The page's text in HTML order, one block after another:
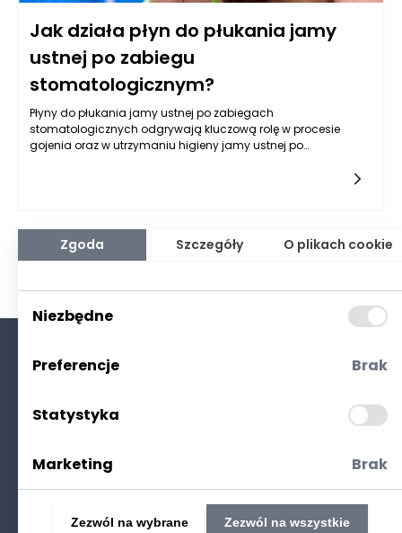
Jak działa płyn do płukania jamy
ustnej po zabiegu
stomatologicznym?
Płyny do płukania jamy ustnej po zabiegach
stomatologicznych odgrywają kluczową rolę w procesie
gojenia oraz w utrzymaniu higieny jamy ustnej po
stomatologicznym, niezależnie od jego charakteru, w jamie
pacjenta. Płyny te są zaprojektowane tak, aby nie tylko
oczyszczać, ale również chronić tkanki oraz wspierać gojenie.
Ich działanie opiera się na różnych składnikach aktywnych,
Polityka prywatności
Zgoda Szczegóły O plikach cookie
Niezbędne
Preferencje Brak
Statystyka
Marketing Brak
Zezwól na wybrane Zezwól na wszystkie